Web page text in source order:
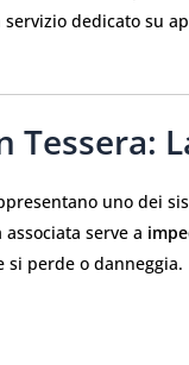
dedicato su
Tessera:
uno dei
serve a
si perde o danneggia.